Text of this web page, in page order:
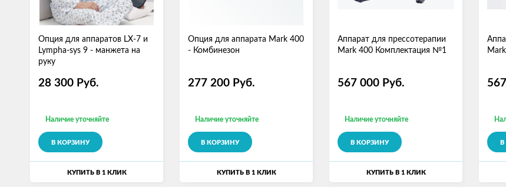
Опция для аппаратов LX-7 и
Lympha-sys 9 - манжета на
руку
28 300 Руб.
Наличие уточняйте
В КОРЗИНУ
КУПИТЬ В 1 КЛИК
Опция для аппарата Mark 400
- Комбинезон
277 200 Руб.
Наличие уточняйте
В КОРЗИНУ
КУПИТЬ В 1 КЛИК
Аппарат для прессотерапии
Mark 400 Комплектация №1
567 000 Руб.
Наличие уточняйте
В КОРЗИНУ
КУПИТЬ В 1 КЛИК